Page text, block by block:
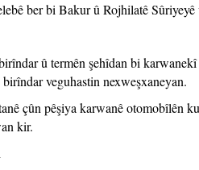
ber bi Bakur û Rojhilatê Sûriyeyê
û termên şehîdan bi
veguhastin nexweşxaneyan.
çûn pêşiya karwanê otomobîlên
kir.